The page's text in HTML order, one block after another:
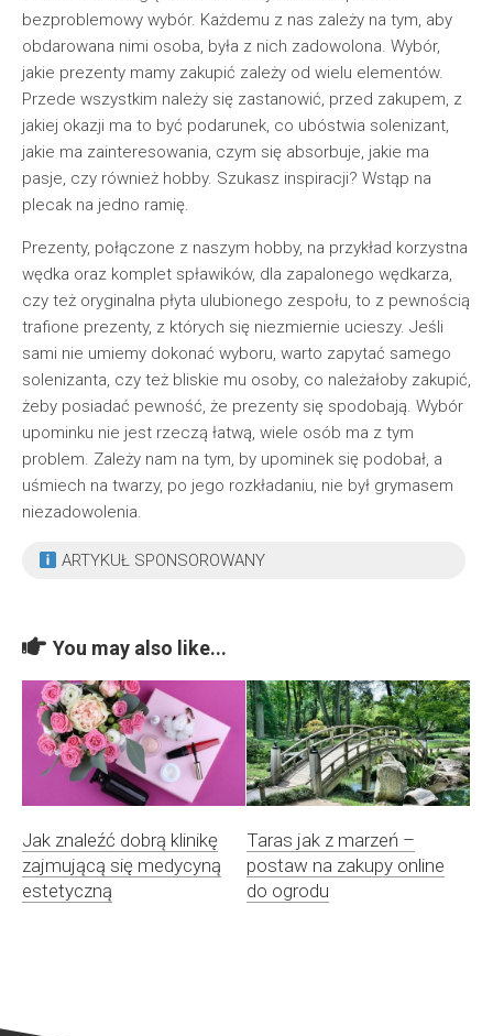
bezproblemowy wybór. Każdemu z nas zależy na tym, aby
obdarowana nimi osoba, była z nich zadowolona. Wybór,
jakie prezenty mamy zakupić zależy od wielu elementów.
Przede wszystkim należy się zastanowić, przed zakupem, z
jakiej okazji ma to być podarunek, co ubóstwia solenizant,
jakie ma zainteresowania, czym się absorbuje, jakie ma
pasje, czy również hobby. Szukasz inspiracji? Wstąp na
plecak na jedno ramię.
Prezenty, połączone z naszym hobby, na przykład korzystna
wędka oraz komplet spławików, dla zapalonego wędkarza,
czy też oryginalna płyta ulubionego zespołu, to z pewnością
trafione prezenty, z których się niezmiernie ucieszy. Jeśli
sami nie umiemy dokonać wyboru, warto zapytać samego
solenizanta, czy też bliskie mu osoby, co należałoby zakupić,
żeby posiadać pewność, że prezenty się spodobają. Wybór
upominku nie jest rzeczą łatwą, wiele osób ma z tym
problem. Zależy nam na tym, by upominek się podobał, a
uśmiech na twarzy, po jego rozkładaniu, nie był grymasem
niezadowolenia.
ARTYKUŁ SPONSOROWANY
You may also like...
Jak znaleźć dobrą klinikę
zajmującą się medycyną
estetyczną
Taras jak z marzeń –
postaw na zakupy online
do ogrodu